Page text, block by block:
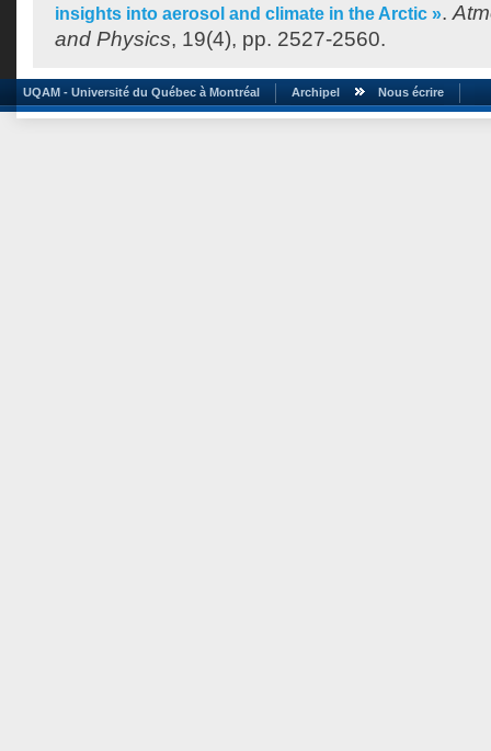
insights into aerosol and climate in the Arctic ».
and Physics, 19(4), pp. 2527-2560.
UQAM - Université du Québec à Montréal Archipel Nous écrire